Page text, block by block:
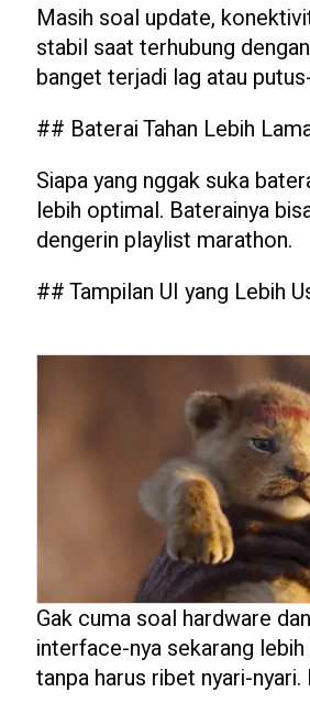
Masih soal update,
stabil saat terhubung
banget terjadi lag atau
## Baterai Tahan Lebih
Siapa yang nggak suka
lebih optimal. Baterainya
dengerin playlist marathon.
## Tampilan UI yang Lebih
Gak cuma soal hardware
interface-nya sekarang
tanpa harus ribet nyari-